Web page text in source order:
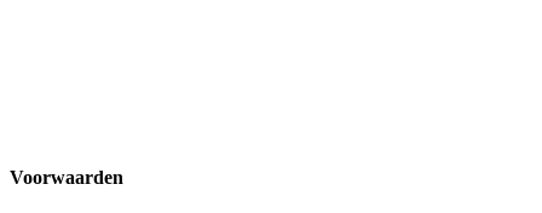
Voorwaarden